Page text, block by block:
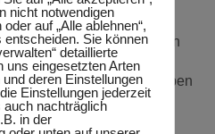
können Sie eine etwas
einlegen. Verlassen
den Arbeitsplatz.
gelernt haben, dann haben
von 1-2 Stundenredlich
nicht notwendigen
auf „Alle ablehnen“,
Sie können
detaillierte
uns eingesetzten Arten
deren Einstellungen
Einstellungen jederzeit
nachträglich
in der